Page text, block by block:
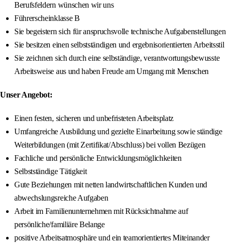
Berufsfeldern wünschen wir uns
Führerscheinklasse B
Sie begeistern sich für anspruchsvolle technische Aufgabenstellungen
Sie besitzen einen selbstständigen und ergebnisorientierten Arbeitsstil
Sie zeichnen sich durch eine selbständige, verantwortungsbewusste
Arbeitsweise aus und haben Freude am Umgang mit Menschen
Unser Angebot:
Einen festen, sicheren und unbefristeten Arbeitsplatz
Umfangreiche Ausbildung und gezielte Einarbeitung sowie ständige
Weiterbildungen (mit Zertifikat/Abschluss) bei vollen Bezügen
Fachliche und persönliche Entwicklungsmöglichkeiten
Selbstständige Tätigkeit
Gute Beziehungen mit netten landwirtschaftlichen Kunden und
abwechslungsreiche Aufgaben
Arbeit im Familienunternehmen mit Rücksichtnahme auf
persönliche/familiäre Belange
positive Arbeitsatmosphäre und ein teamorientiertes Miteinander